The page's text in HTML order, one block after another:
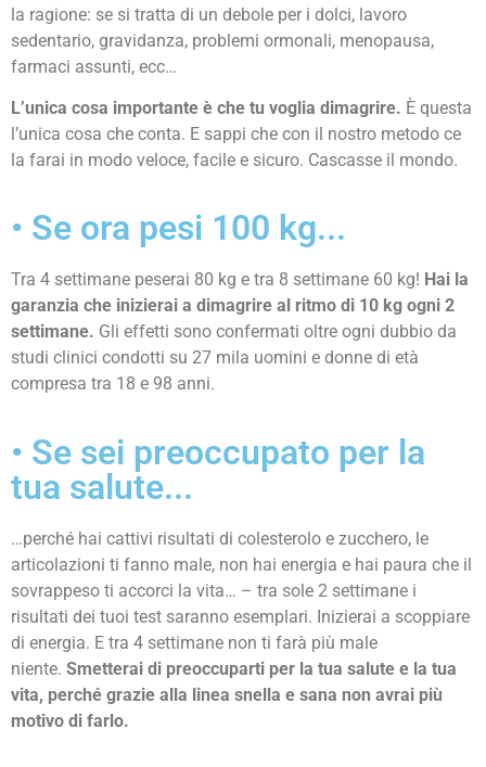
la ragione: se si tratta di un debole per i dolci, lavoro
sedentario, gravidanza, problemi ormonali, menopausa,
farmaci assunti, ecc…
L’unica cosa importante è che tu voglia dimagrire. È questa
l’unica cosa che conta. E sappi che con il nostro metodo ce
la farai in modo veloce, facile e sicuro. Cascasse il mondo.
• Se ora pesi 100 kg...
Tra 4 settimane peserai 80 kg e tra 8 settimane 60 kg! Hai la
garanzia che inizierai a dimagrire al ritmo di 10 kg ogni 2
settimane. Gli effetti sono confermati oltre ogni dubbio da
studi clinici condotti su 27 mila uomini e donne di età
compresa tra 18 e 98 anni.
• Se sei preoccupato per la
tua salute...
…perché hai cattivi risultati di colesterolo e zucchero, le
articolazioni ti fanno male, non hai energia e hai paura che il
sovrappeso ti accorci la vita… – tra sole 2 settimane i
risultati dei tuoi test saranno esemplari. Inizierai a scoppiare
di energia. E tra 4 settimane non ti farà più male
niente. Smetterai di preoccuparti per la tua salute e la tua
vita, perché grazie alla linea snella e sana non avrai più
motivo di farlo.